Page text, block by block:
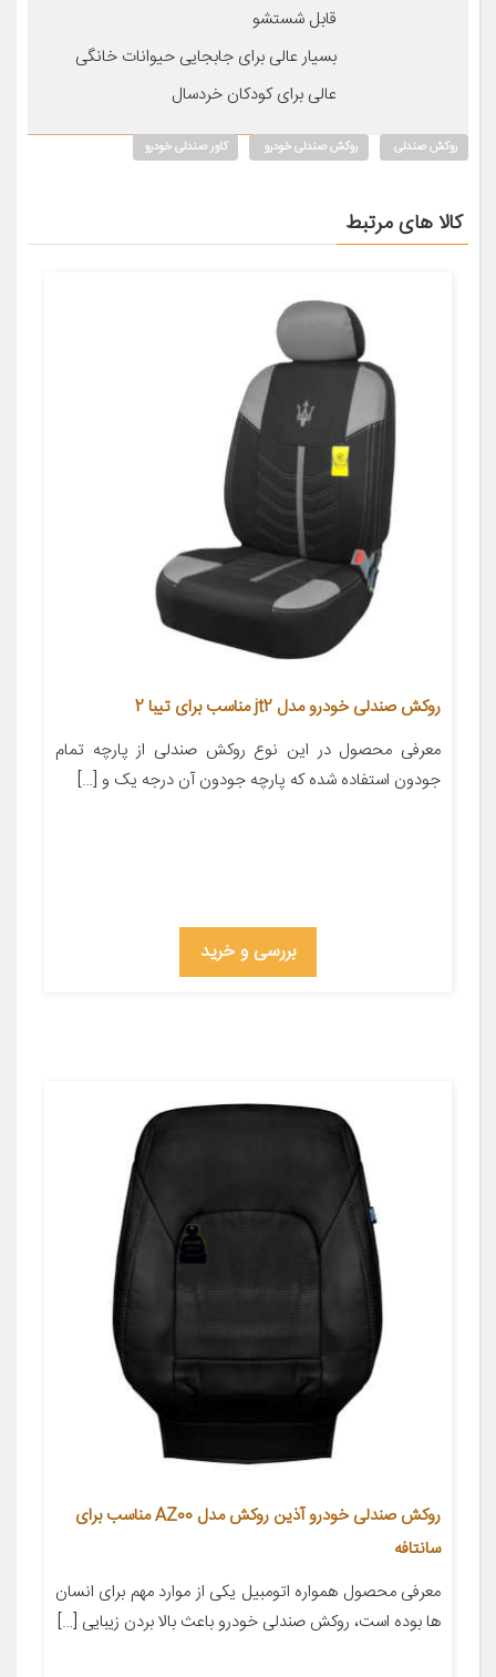
قابل شستشو
بسیار عالی برای جابجایی حیوانات خانگی
عالی برای کودکان خردسال
روکش صندلی روکش صندلی خودرو کاور صندلی خودرو
کالا های مرتبط
روکش صندلی خودرو مدل jt2 مناسب برای تیبا 2
معرفی محصول در این نوع روکش صندلی از پارچه تمام
جودون استفاده شده که پارچه جودون آن درجه یک و […]
بررسی و خرید
روکش صندلی خودرو آذین روکش مدل AZ00 مناسب برای
سانتافه
معرفی محصول همواره اتومبیل یکی از موارد مهم برای انسان
ها بوده است، روکش صندلی خودرو باعث بالا بردن زیبایی […]